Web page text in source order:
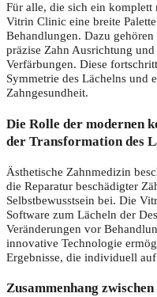
Für alle, die sich ein komplett
Vitrin Clinic eine breite
Behandlungen. Dazu
präzise Zahn Ausrichtung
Verfärbungen. Diese
Symmetrie des Lächelns und
Zahngesundheit.
Die Rolle der modernen
der Transformation des
Ästhetische Zahnmedizin
die Reparatur beschädigter
Selbstbewusstsein bei. Die
Software zum Lächeln der
Veränderungen vor
innovative Technologie
Ergebnisse, die individuell
Zusammenhang